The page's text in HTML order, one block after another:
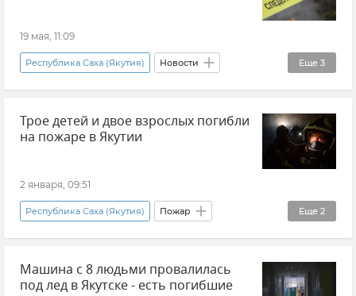
19 мая, 11:09
Еще 3
Республика Саха (Якутия) Новости
Происшествия Самолет
Авиакатастрофа
Трое детей и двое взрослых погибли
на пожаре в Якутии
2 января, 09:51
Еще 2
Республика Саха (Якутия) Пожар
Происшествия Новости
Машина с 8 людьми провалилась
под лед в Якутске - есть погибшие